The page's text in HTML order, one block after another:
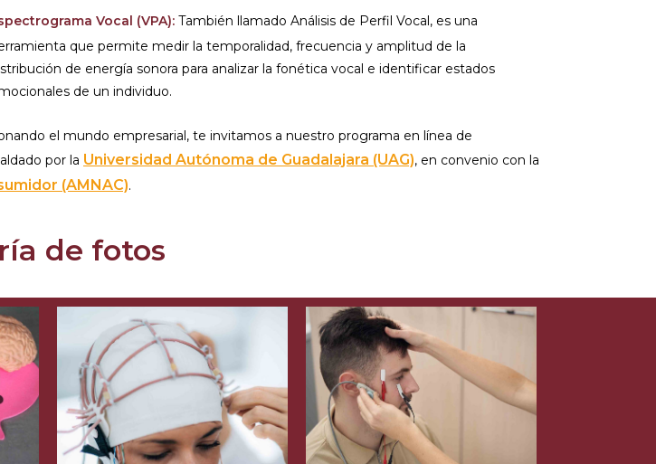
Vocal (VPA): También llamado Análisis de Perfil Vocal, es una
que permite medir la temporalidad, frecuencia y amplitud de la
de energía sonora para analizar la fonética vocal e identificar estados
de un individuo.
el mundo empresarial, te invitamos a nuestro programa en línea de
por la Universidad Autónoma de Guadalajara (UAG), en convenio con la
(AMNAC).
de fotos